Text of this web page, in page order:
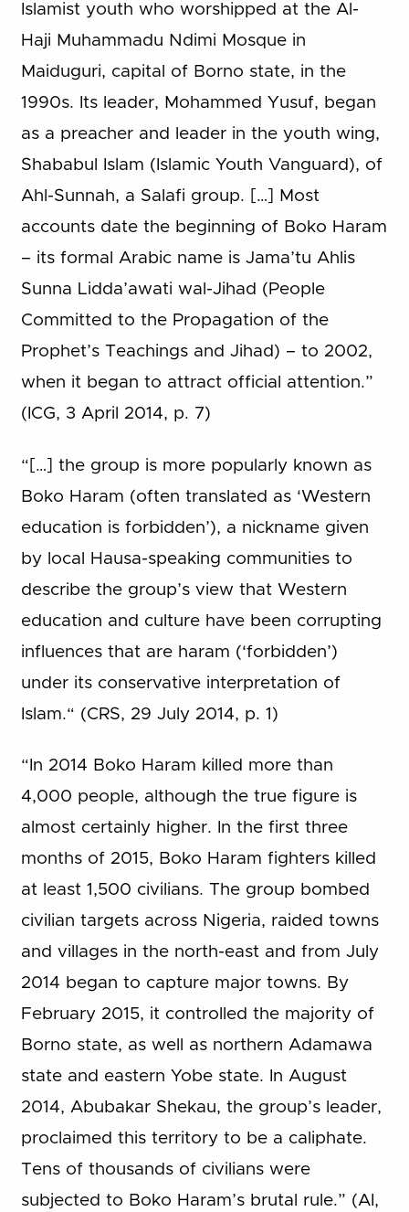
Islamist youth who worshipped at the Al-
Haji Muhammadu Ndimi Mosque in
Maiduguri, capital of Borno state, in the
1990s. Its leader, Mohammed Yusuf, began
as a preacher and leader in the youth wing,
Shababul Islam (Islamic Youth Vanguard), of
Ahl-Sunnah, a Salafi group. […] Most
accounts date the beginning of Boko Haram
– its formal Arabic name is Jama’tu Ahlis
Sunna Lidda’awati wal-Jihad (People
Committed to the Propagation of the
Prophet’s Teachings and Jihad) – to 2002,
when it began to attract official attention.”
(ICG, 3 April 2014, p. 7)
“[…] the group is more popularly known as
Boko Haram (often translated as ‘Western
education is forbidden’), a nickname given
by local Hausa-speaking communities to
describe the group’s view that Western
education and culture have been corrupting
influences that are haram (‘forbidden’)
under its conservative interpretation of
Islam.“ (CRS, 29 July 2014, p. 1)
“In 2014 Boko Haram killed more than
4,000 people, although the true figure is
almost certainly higher. In the first three
months of 2015, Boko Haram fighters killed
at least 1,500 civilians. The group bombed
civilian targets across Nigeria, raided towns
and villages in the north-east and from July
2014 began to capture major towns. By
February 2015, it controlled the majority of
Borno state, as well as northern Adamawa
state and eastern Yobe state. In August
2014, Abubakar Shekau, the group’s leader,
proclaimed this territory to be a caliphate.
Tens of thousands of civilians were
subjected to Boko Haram’s brutal rule.” (AI,